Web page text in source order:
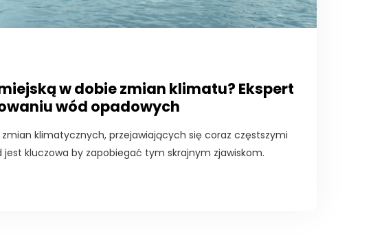
w dobie zmian klimatu? Ekspert
wód opadowych
klimatycznych, przejawiających się coraz częstszymi
kluczowa by zapobiegać tym skrajnym zjawiskom.